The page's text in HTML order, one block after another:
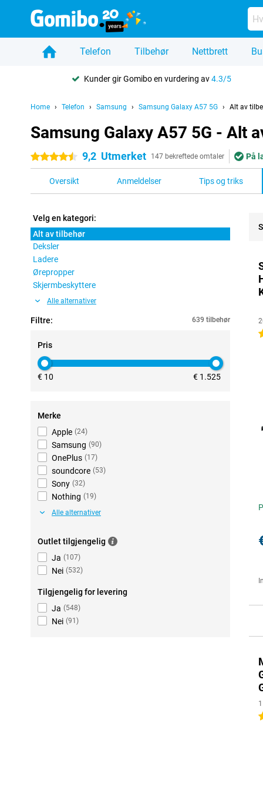
Telefon Tilbehør Nettbrett
Kunder gir Gomibo en vurdering av4.3/5
Home Telefon Samsung Samsung Galaxy A57 5G Alt av
Samsung Galaxy A57 5G - Alt
4.5 stjerner 9,2 Utmerket 147 bekreftede omtaler På
Oversikt Anmeldelser Tips og triks
Velg en kategori:
Alt av tilbehør
Deksler
Ladere
Ørepropper
Skjermbeskyttere
Alle alternativer
Filtre: 639 tilbehør
Pris
€ 10 € 1.525
Merke
Apple (24)
Samsung (90)
OnePlus (17)
soundcore (53)
Sony (32)
Nothing (19)
Alle alternativer
Outlet tilgjengelig
Ja (107)
Nei (532)
Tilgjengelig for levering
Ja (548)
Nei (91 )